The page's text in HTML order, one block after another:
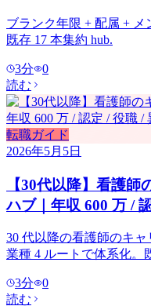
ブランク年限 + 配属 +
既存 17 本集約 hub.
3分
0
読む
転職ガイド
2026年5月5日
【30代以降】看護
ハブ｜年収 600 万 /
30 代以降の看護師のキ
業種 4 ルートで体系化。
3分
0
読む